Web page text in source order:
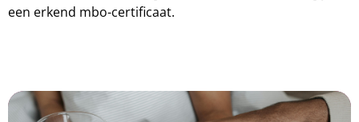
een erkend mbo-certificaat.